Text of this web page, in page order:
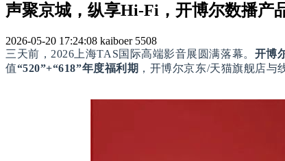
声聚京城，纵享Hi-Fi，开博尔数播产
2026-05-20 17:24:08 kaiboer 5508
三天前，2026上海TAS国际高端影音展圆满落幕。 开博
值“520”+“618”年度福利期 ，开博尔京东/天猫旗舰店与